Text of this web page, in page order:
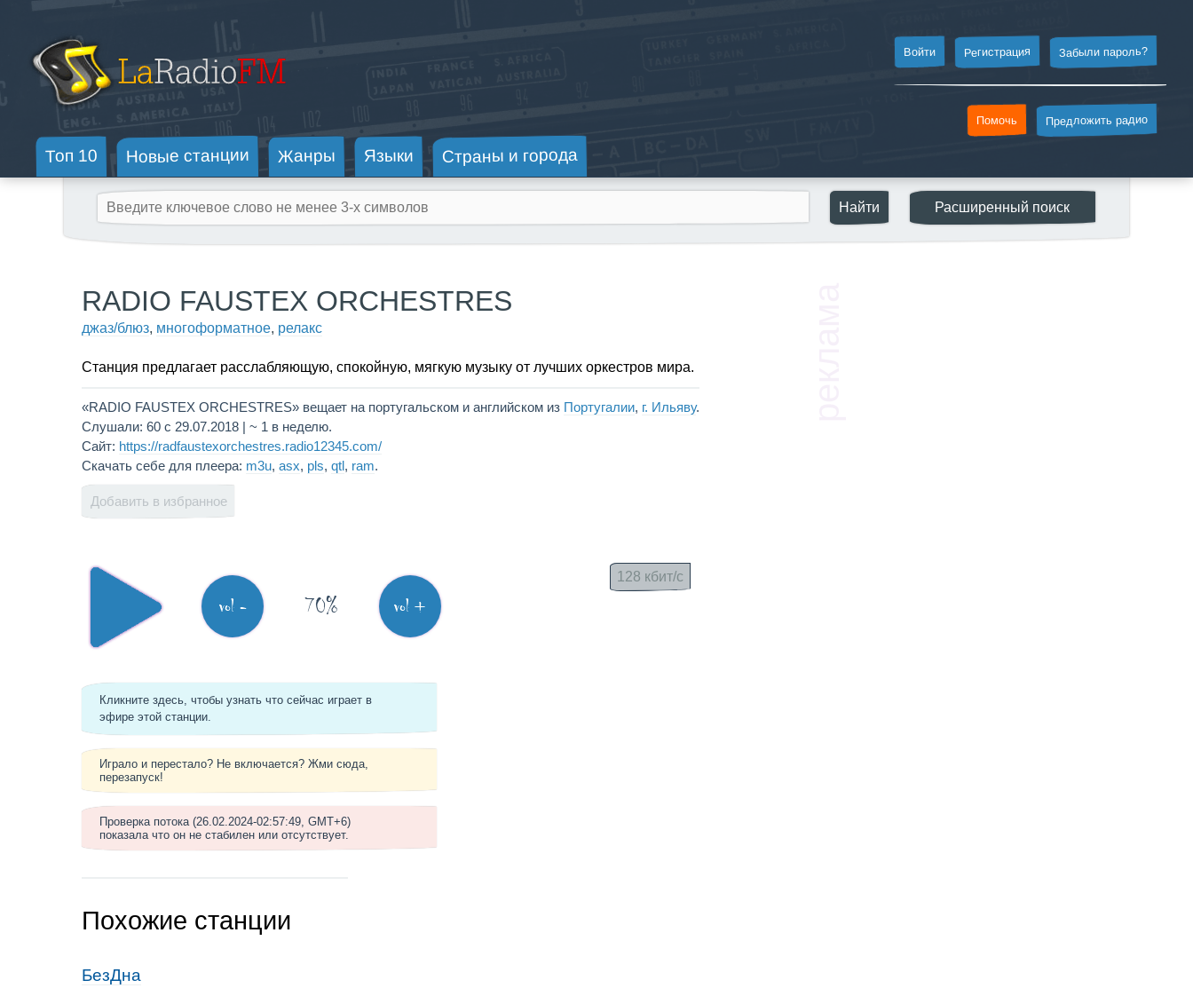
Забыли пароль?
Регистрация
Войти
Предложить радио
Помочь
Топ 10 Новые станции Жанры Языки Страны и города
RADIO FAUSTEX ORCHESTRES
джаз/блюз, многоформатное, релакс
Станция предлагает расслабляющую, спокойную, мягкую музыку от лучших оркестров мира.
«RADIO FAUSTEX ORCHESTRES» вещает на португальском и английском из Португалии, г. Ильяву.
Слушали: 60 с 29.07.2018 | ~ 1 в неделю.
Сайт: https://radfaustexorchestres.radio12345.com/
Скачать себе для плеера: m3u, asx, pls, qtl, ram.
Добавить в избранное
vol - 70% vol +
128 кбит/с
Кликните здесь, чтобы узнать что сейчас играет в
эфире этой станции.
Играло и перестало? Не включается? Жми сюда,
перезапуск!
Проверка потока (26.02.2024-02:57:49, GMT+6)
показала что он не стабилен или отсутствует.
Похожие станции
БезДна